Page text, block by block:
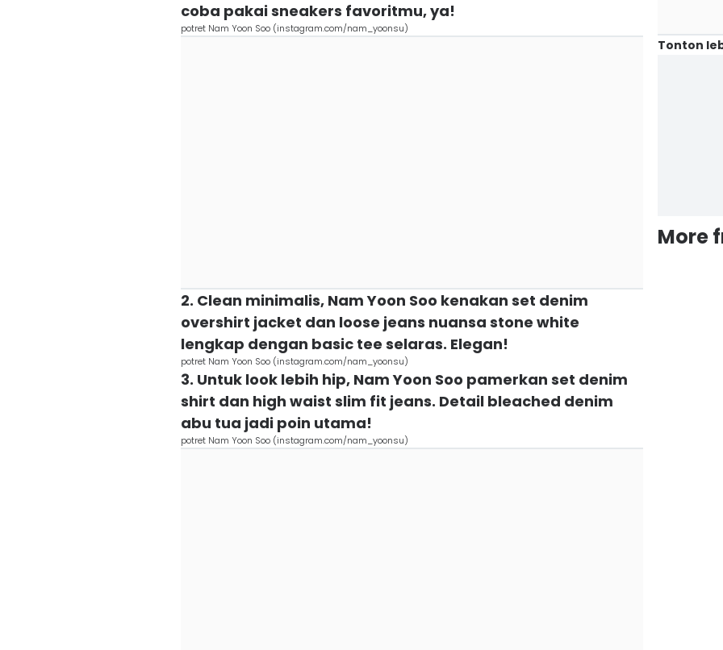
coba pakai sneakers favoritmu, ya!
potret Nam Yoon Soo (instagram.com/nam_yoonsu)
2. Clean minimalis, Nam Yoon Soo kenakan set denim
overshirt jacket dan loose jeans nuansa stone white
lengkap dengan basic tee selaras. Elegan!
potret Nam Yoon Soo (instagram.com/nam_yoonsu)
3. Untuk look lebih hip, Nam Yoon Soo pamerkan set denim
shirt dan high waist slim fit jeans. Detail bleached denim
abu tua jadi poin utama!
potret Nam Yoon Soo (instagram.com/nam_yoonsu)
Tonton
More